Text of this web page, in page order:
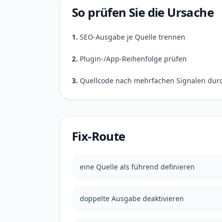
So prüfen Sie die Ursache
1. SEO-Ausgabe je Quelle trennen
2. Plugin-/App-Reihenfolge prüfen
3. Quellcode nach mehrfachen Signalen
Fix-Route
eine Quelle als führend definieren
doppelte Ausgabe deaktivieren